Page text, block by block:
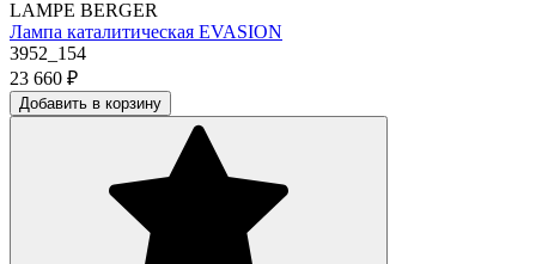
LAMPE BERGER
Лампа каталитическая EVASION
3952_154
23 660 ₽
Добавить в корзину